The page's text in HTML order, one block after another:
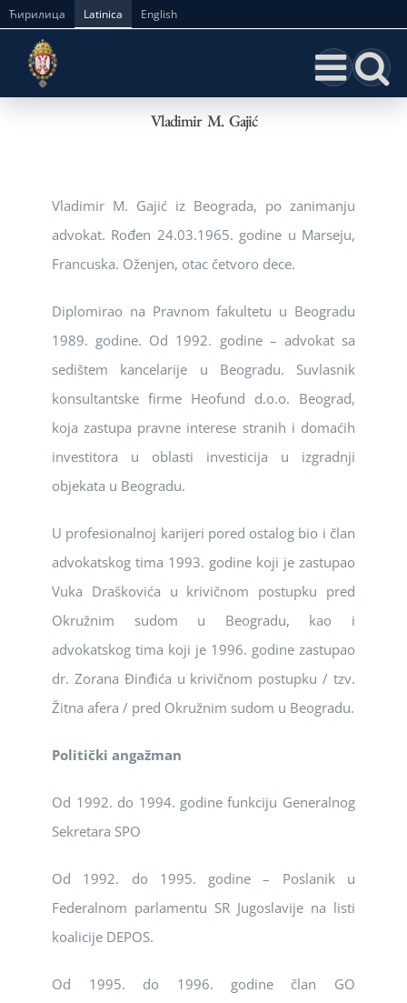
Skip
content
Ћирилица Latinica English
Vladimir M. Gajić
Vladimir M. Gajić iz Beograda, po zanimanju
advokat. Rođen 24.03.1965. godine u Marseju,
Francuska. Oženjen, otac četvoro dece.
Diplomirao na Pravnom fakultetu u Beogradu
1989. godine. Od 1992. godine – advokat sa
sedištem kancelarije u Beogradu. Suvlasnik
konsultantske firme Heofund d.o.o. Beograd,
koja zastupa pravne interese stranih i domaćih
investitora u oblasti investicija u izgradnji
objekata u Beogradu.
U profesionalnoj karijeri pored ostalog bio i član
advokatskog tima 1993. godine koji je zastupao
Vuka Draškovića u krivičnom postupku pred
Okružnim sudom u Beogradu, kao i
advokatskog tima koji je 1996. godine zastupao
dr. Zorana Đinđića u krivičnom postupku / tzv.
Žitna afera / pred Okružnim sudom u Beogradu.
Politički angažman
Od 1992. do 1994. godine funkciju Generalnog
Sekretara SPO
Od 1992. do 1995. godine – Poslanik u
Federalnom parlamentu SR Jugoslavije na listi
koalicije DEPOS.
Od 1995. do 1996. godine član GO